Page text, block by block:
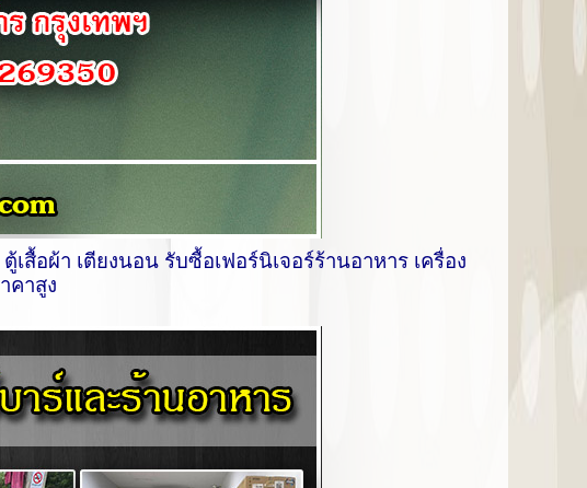
สื้อผ้า เตียงนอน รับซื้อเฟอร์นิเจอร์ร้านอาหาร เครื่อง
คาสูง